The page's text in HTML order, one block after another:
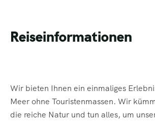
Reiseinformationen
Wir bieten Ihnen ein einmaliges
Meer ohne Touristenmassen. Wir
die reiche Natur und tun alles, um